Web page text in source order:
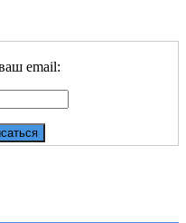
email: